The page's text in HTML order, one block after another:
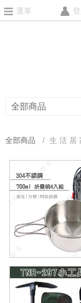
選單
全部商品
全部商品 / 生 活 居